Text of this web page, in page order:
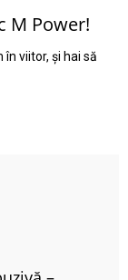
M Power!
viitor, și hai să